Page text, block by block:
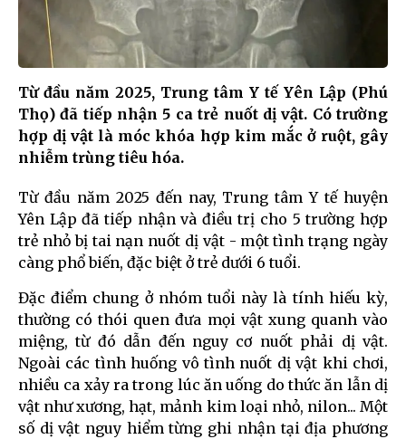
Từ đầu năm 2025, Trung tâm Y tế Yên Lập (Phú
Thọ) đã tiếp nhận 5 ca trẻ nuốt dị vật. Có trường
hợp dị vật là móc khóa hợp kim mắc ở ruột, gây
nhiễm trùng tiêu hóa.
Từ đầu năm 2025 đến nay, Trung tâm Y tế huyện
Yên Lập đã tiếp nhận và điều trị cho 5 trường hợp
trẻ nhỏ bị tai nạn nuốt dị vật - một tình trạng ngày
càng phổ biến, đặc biệt ở trẻ dưới 6 tuổi.
Đặc điểm chung ở nhóm tuổi này là tính hiếu kỳ,
thường có thói quen đưa mọi vật xung quanh vào
miệng, từ đó dẫn đến nguy cơ nuốt phải dị vật.
Ngoài các tình huống vô tình nuốt dị vật khi chơi,
nhiều ca xảy ra trong lúc ăn uống do thức ăn lẫn dị
vật như xương, hạt, mảnh kim loại nhỏ, nilon... Một
số dị vật nguy hiểm từng ghi nhận tại địa phương